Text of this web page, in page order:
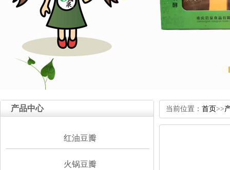
产品中心
红油豆瓣
火锅豆瓣
当前位置： 首页>>